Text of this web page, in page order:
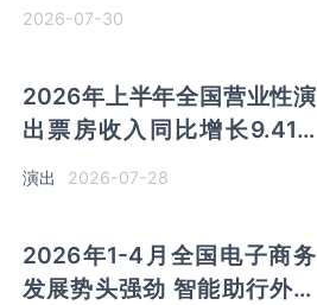
2026-07-30
2026年上半年全国营业性演
出票房收入同比增长9.41%
演出行业提质升级 产业联动
优势凸显
演出 2026-07-28
2026年1-4月全国电子商务
发展势头强劲 智能助行外骨